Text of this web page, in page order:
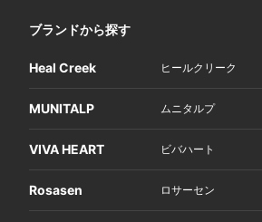
ブランドから探す
Heal Creek ヒールクリーク
MUNITALP ムニタルプ
VIVA HEART ビバハート
Rosasen ロサーセン